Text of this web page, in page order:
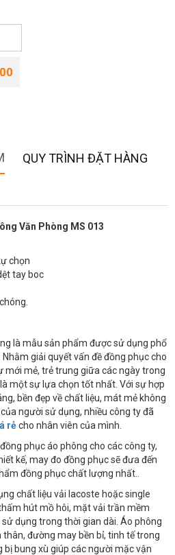
QUY TRÌNH ĐẶT HÀNG
Văn Phòng MS 013
chọn
tay boc
là mẫu sản phẩm được sử dụng phổ
Nhằm giải quyết vấn đề đồng phục cho
mới mẻ, trẻ trung giữa các ngày trong
một sự lựa chọn tốt nhất. Với sự hợp
bền đẹp về chất liệu, mát mẻ không
người sử dụng, nhiều công ty đã
rẻcho nhân viên của mình.
phục áo phông cho các công ty,
kế, may đo đồng phục sẽ đưa đến
đồng phục chất lượng nhất..
chất liệu vải lacoste hoặc single
hút mồ hôi, mặt vải trần mềm
dụng trong thời gian dài. Áo phông
đường may bền bỉ, tinh tế trong
bung xù giúp các người mặc vận